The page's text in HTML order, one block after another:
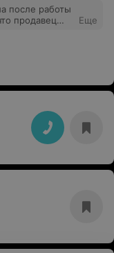
после работы
продавец
клиентов и их
в больнице
Еще